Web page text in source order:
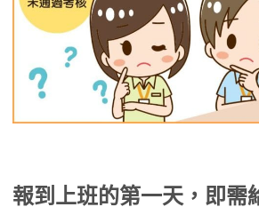
報到上班的第一天，即需